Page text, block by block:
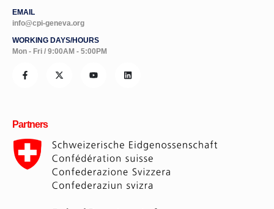
EMAIL
info@cpi-geneva.org
WORKING DAYS/HOURS
Mon - Fri / 9:00AM - 5:00PM
Partners